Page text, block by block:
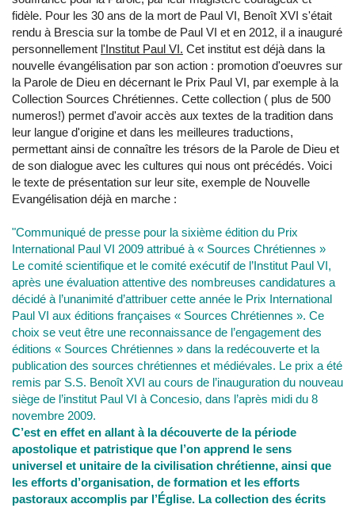
fidèle. Pour les 30 ans de la mort de Paul VI, Benoît XVI s'était
rendu à Brescia sur la tombe de Paul VI et en 2012, il a inauguré
personnellement l'Institut Paul VI. Cet institut est déjà dans la
nouvelle évangélisation par son action : promotion d'oeuvres sur
la Parole de Dieu en décernant le Prix Paul VI, par exemple à la
Collection Sources Chrétiennes. Cette collection ( plus de 500
numeros!) permet d'avoir accès aux textes de la tradition dans
leur langue d'origine et dans les meilleures traductions,
permettant ainsi de connaître les trésors de la Parole de Dieu et
de son dialogue avec les cultures qui nous ont précédés. Voici
le texte de présentation sur leur site, exemple de Nouvelle
Evangélisation déjà en marche :
"Communiqué de presse pour la sixième édition du Prix
International Paul VI 2009 attribué à « Sources Chrétiennes »
Le comité scientifique et le comité exécutif de l’Institut Paul VI,
après une évaluation attentive des nombreuses candidatures a
décidé à l’unanimité d’attribuer cette année le Prix International
Paul VI aux éditions françaises « Sources Chrétiennes ». Ce
choix se veut être une reconnaissance de l’engagement des
éditions « Sources Chrétiennes » dans la redécouverte et la
publication des sources chrétiennes et médiévales. Le prix a été
remis par S.S. Benoît XVI au cours de l’inauguration du nouveau
siège de l’institut Paul VI à Concesio, dans l’après midi du 8
novembre 2009.
C’est en effet en allant à la découverte de la période
apostolique et patristique que l’on apprend le sens
universel et unitaire de la civilisation chrétienne, ainsi que
les efforts d’organisation, de formation et les efforts
pastoraux accomplis par l’Église. La collection des écrits